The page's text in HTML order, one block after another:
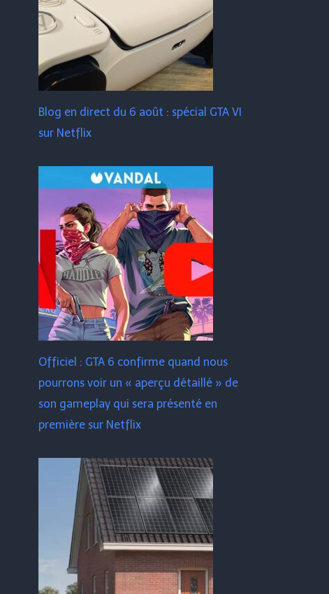
Blog en direct du 6 août : spécial GTA VI
sur Netflix
Officiel : GTA 6 confirme quand nous
pourrons voir un « aperçu détaillé » de
son gameplay qui sera présenté en
première sur Netflix